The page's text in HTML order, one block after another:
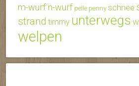
m-wurfn-wurf pelle pennyschnee
strand timmy unterwegs
welpen